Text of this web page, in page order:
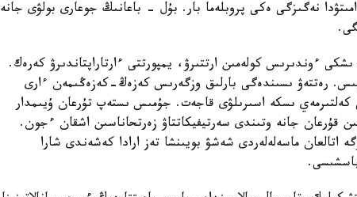
نەگىزگى ەكى پروبلەما بار. بۇل - باعانىڭ جوعارى بولۋى جانە
ءوندىرىس كولەمىن ارتتىرۋ، يمپورتتى ءارتاراپتاندىرۋ كەرەك.
رەتتەۋ ىسىندەگى بارلىق وزگەرىس كەزەڭ-كەزەڭىمەن ءارى
كەلتىرمەي ىسكە اسىرىلۋى قاجەت. جۇمىس ىستەپ تۇرعان ۇيىمدار
قۇرعان جانە وتىندى سەرتيفيكاتتاۋ زەرتحاناسىن اشقان ءجون.
اتالعان ماسەلەلەردى شەشۋ بويىنشا تەز ارادا كەشەندى شارا